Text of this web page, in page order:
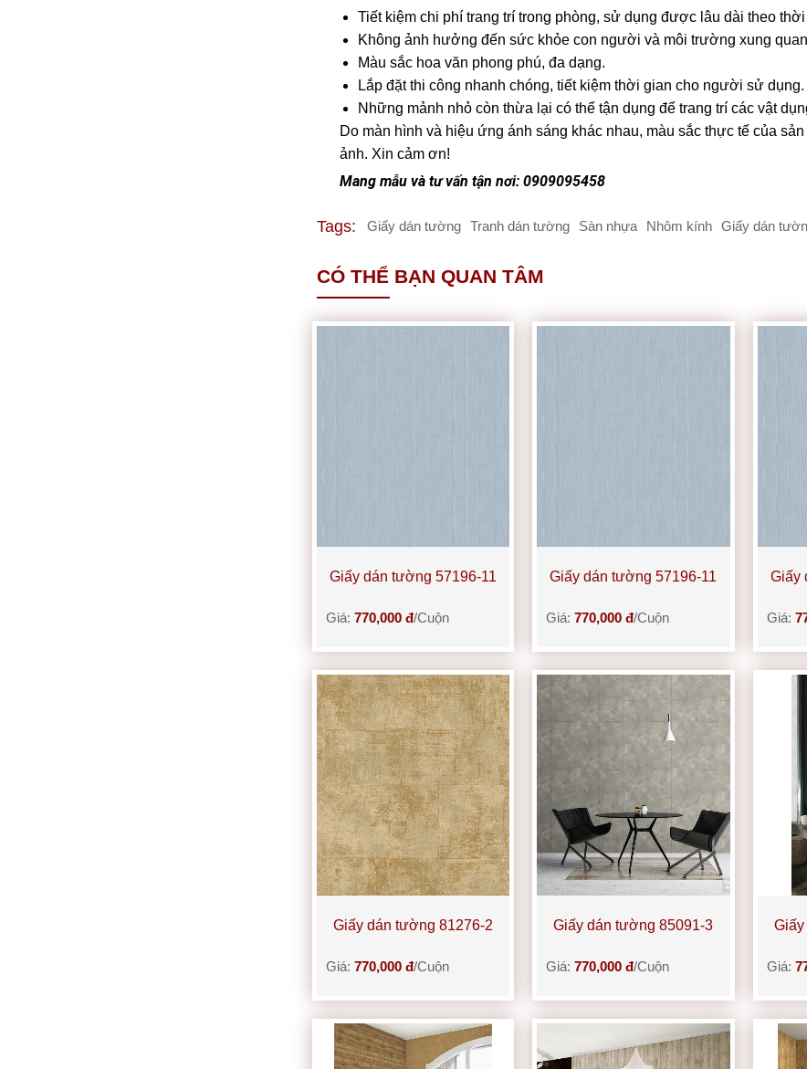
Tiết kiệm chi phí trang trí trong phòng, sử dụng được lâu dài theo
Không ảnh hưởng đến sức khỏe con người và môi trường xung
Màu sắc hoa văn phong phú, đa dạng.
Lắp đặt thi công nhanh chóng, tiết kiệm thời gian cho người sử
Những mảnh nhỏ còn thừa lại có thể tận dụng để trang trí các vật
Do màn hình và hiệu ứng ánh sáng khác nhau, màu sắc thực tế của
ảnh. Xin cảm ơn!
Mang mẫu và tư vấn tận nơi: 0909095458
Tags: Giấy dán tường Tranh dán tường Sàn nhựa Nhôm kính Giấy dán
CÓ THỂ BẠN QUAN TÂM
Giấy dán tường 57196-11
Giá: 770,000 đ/Cuộn
Giấy dán tường 57196-11
Giá:770,000 đ/Cuộn
Giấy
Giá:
Giấy dán tường 81276-2
Giá: 770,000 đ/Cuộn
Giấy dán tường 85091-3
Giá:770,000 đ/Cuộn Giá: